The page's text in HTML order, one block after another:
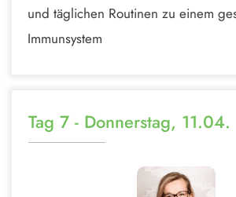
und täglichen Routinen zu einem
Immunsystem
Tag 7 - Donnerstag, 11.04.